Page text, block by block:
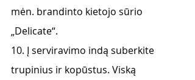
mėn. brandinto kietojo sūrio
„Delicate“.
10. Į serviravimo indą suberkite
trupinius ir kopūstus. Viską